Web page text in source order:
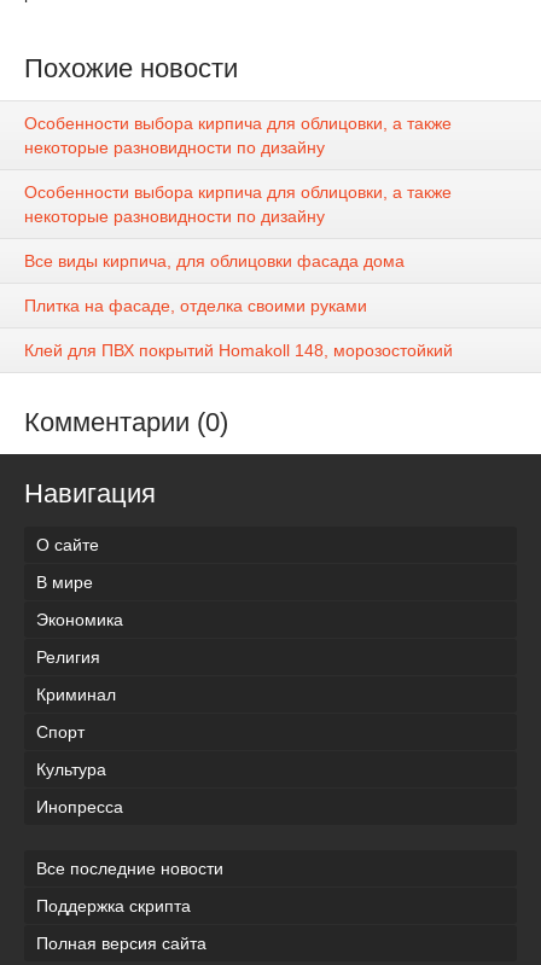
Похожие новости
Особенности выбора кирпича для облицовки, а также
некоторые разновидности по дизайну
Особенности выбора кирпича для облицовки, а также
некоторые разновидности по дизайну
Все виды кирпича, для облицовки фасада дома
Плитка на фасаде, отделка своими руками
Клей для ПВХ покрытий Homakoll 148, морозостойкий
Комментарии (0)
Навигация
О сайте
В мире
Экономика
Религия
Криминал
Спорт
Культура
Инопресса
Все последние новости
Поддержка скрипта
Полная версия сайта